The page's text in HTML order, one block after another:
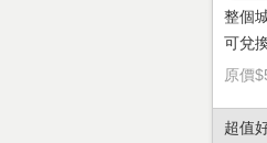
整個
可兌
溫柔
原價
超值